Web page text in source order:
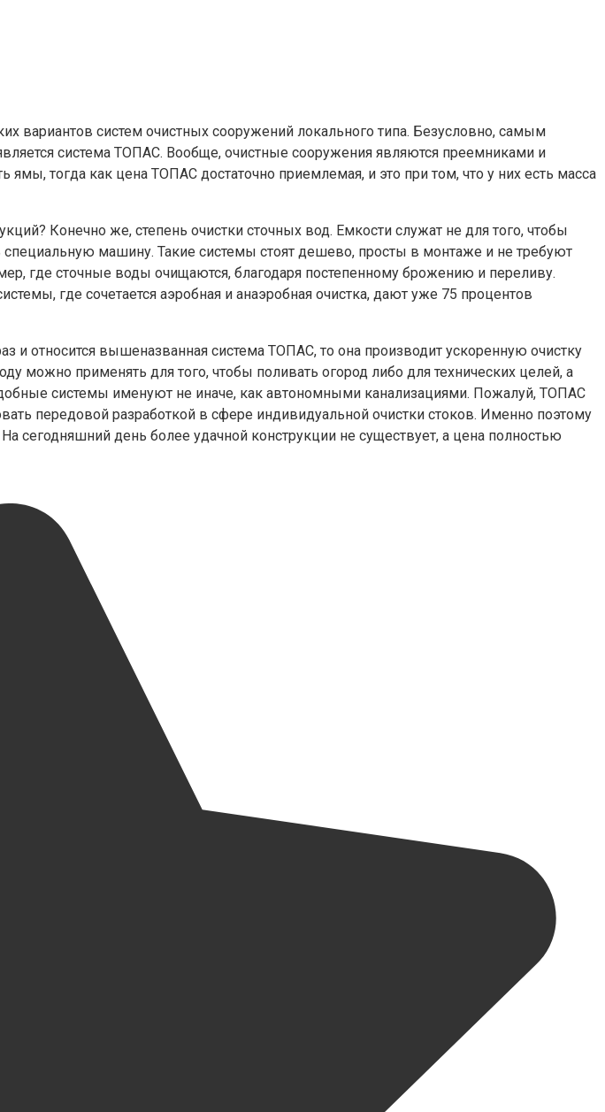
вариантов систем очистных сооружений локального типа. Безусловно, самым
система ТОПАС. Вообще, очистные сооружения являются преемниками и
тогда как цена ТОПАС достаточно приемлемая, и это при том, что у них есть масса
Конечно же, степень очистки сточных вод. Емкости служат не для того, чтобы
машину. Такие системы стоят дешево, просты в монтаже и не требуют
где сточные воды очищаются, благодаря постепенному брожению и переливу.
где сочетается аэробная и анаэробная очистка, дают уже 75 процентов
и относится вышеназванная система ТОПАС, то она производит ускоренную очистку
применять для того, чтобы поливать огород либо для технических целей, а
системы именуют не иначе, как автономными канализациями. Пожалуй, ТОПАС
передовой разработкой в сфере индивидуальной очистки стоков. Именно поэтому
сегодняшний день более удачной конструкции не существует, а цена полностью